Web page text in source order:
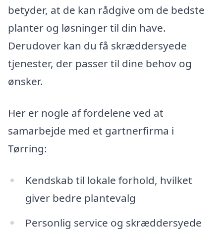
betyder, at de kan rådgive om de bedste
planter og løsninger til din have.
Derudover kan du få skræddersyede
tjenester, der passer til dine behov og
ønsker.
Her er nogle af fordelene ved at
samarbejde med et gartnerfirma i
Tørring:
Kendskab til lokale forhold, hvilket
giver bedre plantevalg
Personlig service og skræddersyede